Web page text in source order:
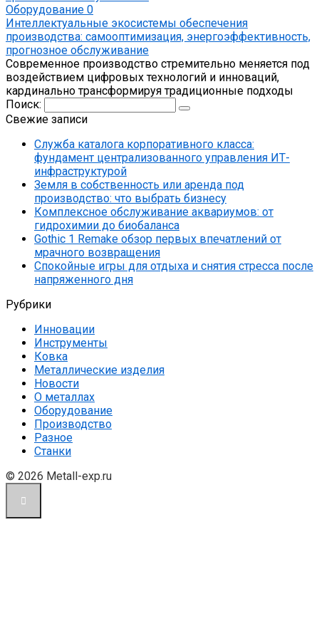
Оборудование 0
Интеллектуальные экосистемы обеспечения
производства: самооптимизация, энергоэффективность,
прогнозное обслуживание
Современное производство стремительно меняется под
воздействием цифровых технологий и инноваций,
кардинально трансформируя традиционные подходы
Поиск:
Свежие записи
Служба каталога корпоративного класса:
фундамент централизованного управления ИТ-
инфраструктурой
Земля в собственность или аренда под
производство: что выбрать бизнесу
Комплексное обслуживание аквариумов: от
гидрохимии до биобаланса
Gothic 1 Remake обзор первых впечатлений от
мрачного возвращения
Спокойные игры для отдыха и снятия стресса после
напряженного дня
Рубрики
Инновации
Инструменты
Ковка
Металлические изделия
Новости
О металлах
Оборудование
Производство
Разное
Станки
© 2026 Metall-exp.ru